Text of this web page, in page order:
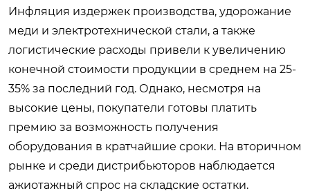
Инфляция издержек производства, удорожание
меди и электротехнической стали, а также
логистические расходы привели к увеличению
конечной стоимости продукции в среднем на 25-
35% за последний год. Однако, несмотря на
высокие цены, покупатели готовы платить
премию за возможность получения
оборудования в кратчайшие сроки. На вторичном
рынке и среди дистрибьюторов наблюдается
ажиотажный спрос на складские остатки.